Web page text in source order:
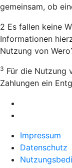
gemeinsam, ob
2 Es fallen keine
Informationen
Nutzung von
3 Für die Nutzung
Zahlungen ein
Impressum
Datenschutz